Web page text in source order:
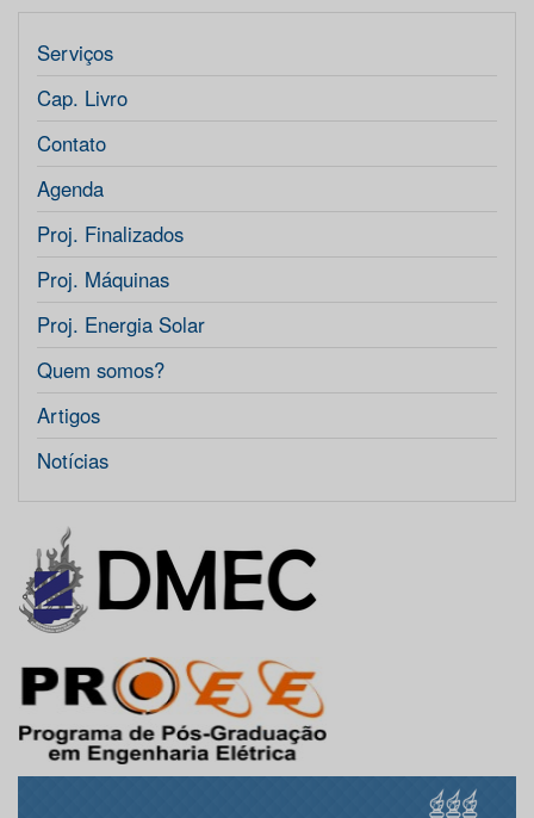
Serviços
Cap. Livro
Contato
Agenda
Proj. Finalizados
Proj. Máquinas
Proj. Energia Solar
Quem somos?
Artigos
Notícias